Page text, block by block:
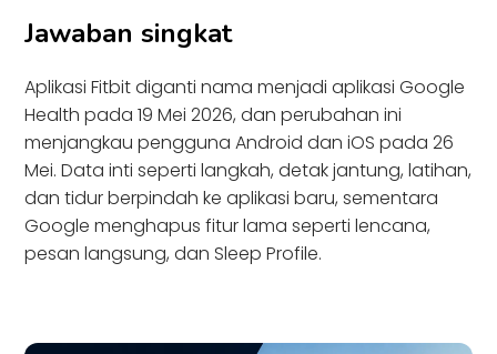
Jawaban singkat
Aplikasi Fitbit diganti nama menjadi aplikasi Google
Health pada 19 Mei 2026, dan perubahan ini
menjangkau pengguna Android dan iOS pada 26
Mei. Data inti seperti langkah, detak jantung, latihan,
dan tidur berpindah ke aplikasi baru, sementara
Google menghapus fitur lama seperti lencana,
pesan langsung, dan Sleep Profile.